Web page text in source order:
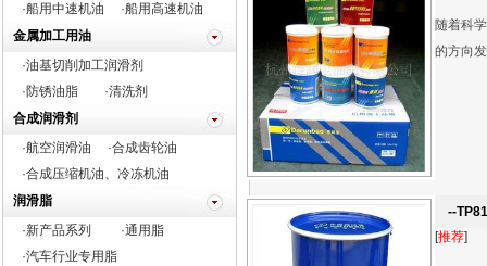
·船用中速机油
·船用高速机油
金属加工用油
·油基切削加工润滑剂
·防锈油脂
·清洗剂
合成润滑剂
·航空润滑油
·合成齿轮油
·合成压缩机油、冷冻机油
润滑脂
·新产品系列
·通用脂
·汽车行业专用脂
随着科
的方向
--
[推荐]